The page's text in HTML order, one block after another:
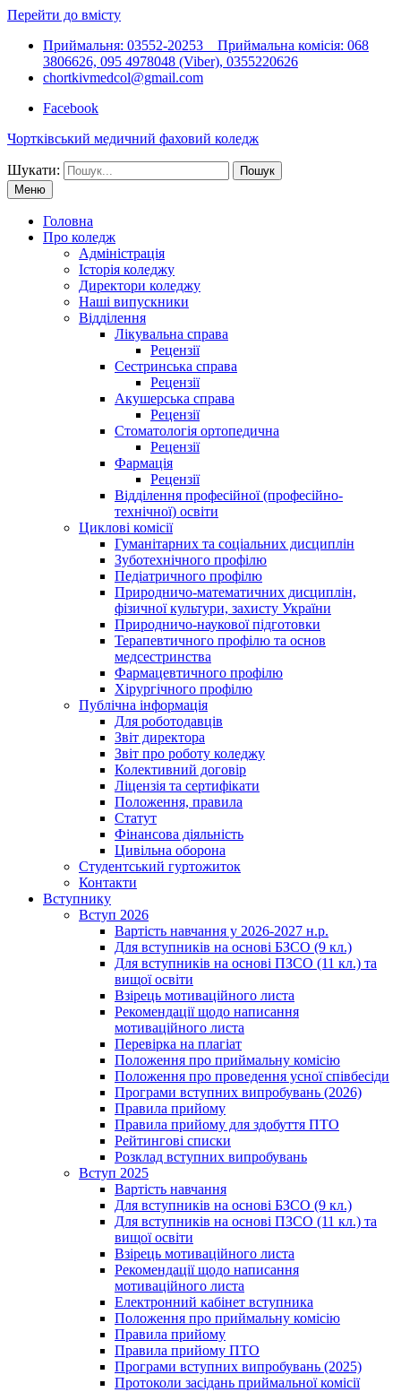
Перейти до вмісту
Приймальня: 03552-20253 Приймальна комісія: 068
3806626, 095 4978048 (Viber), 0355220626
chortkivmedcol@gmail.com
Facebook
Чортківський медичний фаховий коледж
Шукати:
Меню
Головна
Про коледж
Адміністрація
Історія коледжу
Директори коледжу
Наші випускники
Відділення
Лікувальна справа
Рецензії
Сестринська справа
Рецензії
Акушерська справа
Рецензії
Стоматологія ортопедична
Рецензії
Фармація
Рецензії
Відділення професійної (професійно-
технічної) освіти
Циклові комісії
Гуманітарних та соціальних дисциплін
Зуботехнічного профілю
Педіатричного профілю
Природничо-математичних дисциплін,
фізичної культури, захисту України
Природничо-наукової підготовки
Терапевтичного профілю та основ
медсестринства
Фармацевтичного профілю
Хірургічного профілю
Публічна інформація
Для роботодавців
Звіт директора
Звіт про роботу коледжу
Колективний договір
Ліцензія та сертифікати
Положення, правила
Статут
Фінансова діяльність
Цивільна оборона
Студентський гуртожиток
Контакти
Вступнику
Вступ 2026
Вартість навчання у 2026-2027 н.р.
Для вступників на основі БЗСО (9 кл.)
Для вступників на основі ПЗСО (11 кл.) та
вищої освіти
Взірець мотиваційного листа
Рекомендації щодо написання
мотиваційного листа
Перевірка на плагіат
Положення про приймальну комісію
Положення про проведення усної співбесіди
Програми вступних випробувань (2026)
Правила прийому
Правила прийому для здобуття ПТО
Рейтингові списки
Розклад вступних випробувань
Вступ 2025
Вартість навчання
Для вступників на основі БЗСО (9 кл.)
Для вступників на основі ПЗСО (11 кл.) та
вищої освіти
Взірець мотиваційного листа
Рекомендації щодо написання
мотиваційного листа
Електронний кабінет вступника
Положення про приймальну комісію
Правила прийому
Правила прийому ПТО
Програми вступних випробувань (2025)
Протоколи засідань приймальної комісії